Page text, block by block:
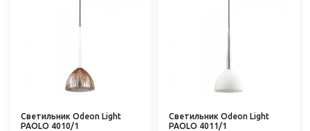
Светильник Odeon Light
PAOLO 4010/1
Светильник Odeon Light
PAOLO 4011/1